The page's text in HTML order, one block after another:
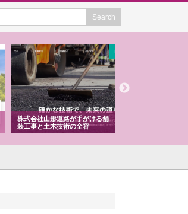
株式会社山形道路が手がける舗
装工事と土木技術の全容